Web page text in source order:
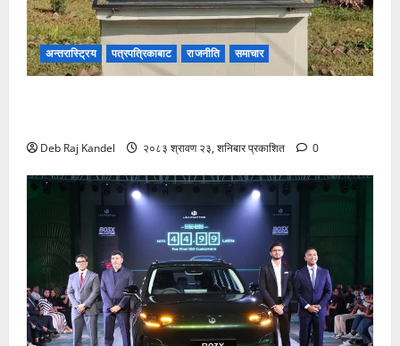
अन्तरास्ट्रिय पत्रपत्रिकाबाट राजनीति समाचार
Deb Raj Kandel २०८३ श्रावण २३, शनिबार प्रकाशित 0